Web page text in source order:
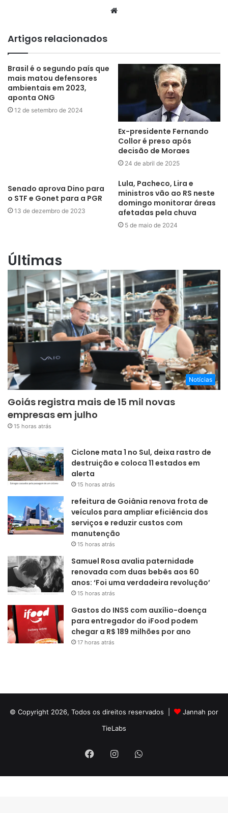
Website
Artigos relacionados
Brasil é o segundo país que
mais matou defensores
ambientais em 2023,
aponta ONG
12 de setembro de 2024
Ex-presidente Fernando
Collor é preso após
decisão de Moraes
24 de abril de 2025
Senado aprova Dino para
o STF e Gonet para a PGR
13 de dezembro de 2023
Lula, Pacheco, Lira e
ministros vão ao RS neste
domingo monitorar áreas
afetadas pela chuva
5 de maio de 2024
Últimas
Notícias
Goiás registra mais de 15 mil novas
empresas em julho
15 horas atrás
Ciclone mata 1 no Sul, deixa rastro de
destruição e coloca 11 estados em
alerta
15 horas atrás
refeitura de Goiânia renova frota de
veículos para ampliar eficiência dos
serviços e reduzir custos com
manutenção
15 horas atrás
Samuel Rosa avalia paternidade
renovada com duas bebês aos 60
anos: ‘Foi uma verdadeira revolução’
15 horas atrás
Gastos do INSS com auxílio-doença
para entregador do iFood podem
chegar a R$ 189 milhões por ano
17 horas atrás
© Copyright 2026, Todos os direitos reservados |
Jannah por
TieLabs
FacebookInstagramWhatsApp